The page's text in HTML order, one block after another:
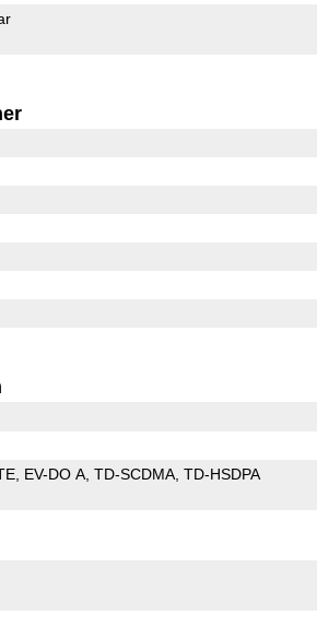
EV-DO A TD-SCDMA TD-HSDPA